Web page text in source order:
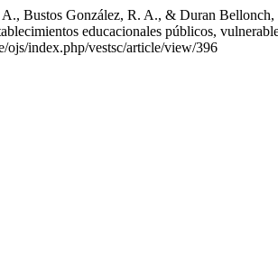
Bustos González, R. A., & Duran
educacionales públicos,
ojs/index.php/vestsc/article/view/396